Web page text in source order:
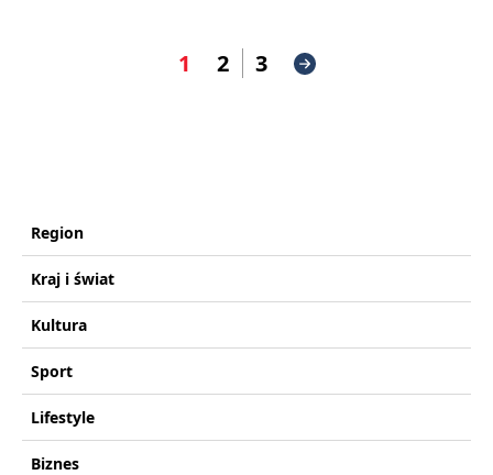
1 2 3
Region
Kraj i świat
Kultura
Sport
Lifestyle
Biznes